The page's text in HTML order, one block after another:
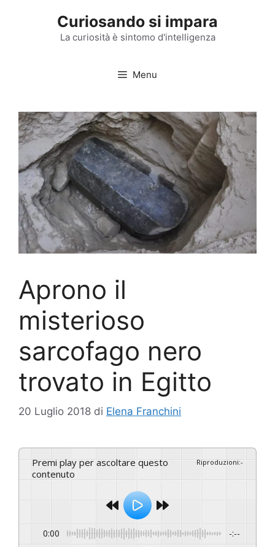
Curiosando si impara
La curiosità è sintomo d'intelligenza
Menu
Aprono il
misterioso
sarcofago nero
trovato in Egitto
20 Luglio 2018 di Elena Franchini
Premi play per ascoltare questo
contenuto
Riproduzioni:-
0:00 -:--